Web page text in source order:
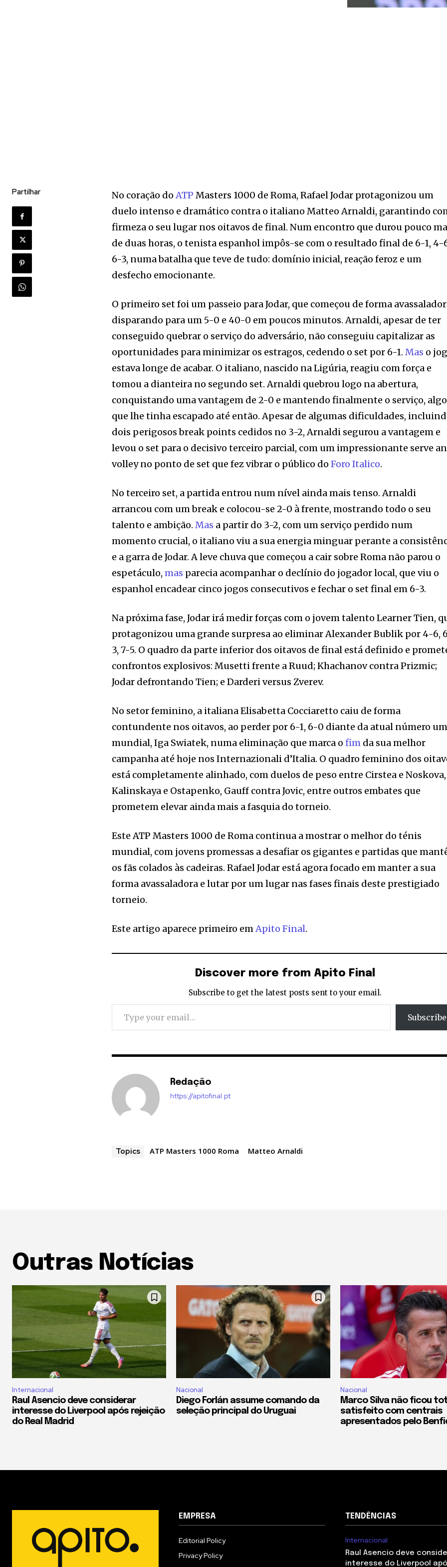
Partilhar No coração doATP Masters 1000 de Roma, Rafael Jodar protagonizou um
duelo intenso e dramático contra o italiano Matteo Arnaldi, garantindo
firmeza o seu lugar nos oitavos de final. Num encontro que durou pouco
de duas horas, o tenista espanhol impôs-se com o resultado final de 6-1, 4-
6-3, numa batalha que teve de tudo: domínio inicial, reação feroz e um
desfecho emocionante.
O primeiro set foi um passeio para Jodar, que começou de forma
disparando para um 5-0 e 40-0 em poucos minutos. Arnaldi, apesar de ter
conseguido quebrar o serviço do adversário, não conseguiu capitalizar as
oportunidades para minimizar os estragos, cedendo o set por 6-1.Mas o
estava longe de acabar. O italiano, nascido na Ligúria, reagiu com força e
tomou a dianteira no segundo set. Arnaldi quebrou logo na abertura,
conquistando uma vantagem de 2-0 e mantendo finalmente o serviço, algo
que lhe tinha escapado até então. Apesar de algumas dificuldades,
dois perigosos break points cedidos no 3-2, Arnaldi segurou a vantagem e
levou o set para o decisivo terceiro parcial, com um impressionante serve
volley no ponto de set que fez vibrar o público doForo Italico.
No terceiro set, a partida entrou num nível ainda mais tenso. Arnaldi
arrancou com um break e colocou-se 2-0 à frente, mostrando todo o seu
talento e ambição.Mas a partir do 3-2, com um serviço perdido num
momento crucial, o italiano viu a sua energia minguar perante a
e a garra de Jodar. A leve chuva que começou a cair sobre Roma não parou o
espetáculo,mas parecia acompanhar o declínio do jogador local, que viu o
espanhol encadear cinco jogos consecutivos e fechar o set final em 6-3.
Na próxima fase, Jodar irá medir forças com o jovem talento Learner Tien,
protagonizou uma grande surpresa ao eliminar Alexander Bublik por 4-6,
3, 7-5. O quadro da parte inferior dos oitavos de final está definido e
confrontos explosivos: Musetti frente a Ruud; Khachanov contra Prizmic;
Jodar defrontando Tien; e Darderi versus Zverev.
No setor feminino, a italiana Elisabetta Cocciaretto caiu de forma
contundente nos oitavos, ao perder por 6-1, 6-0 diante da atual número um
mundial, Iga Swiatek, numa eliminação que marca ofim da sua melhor
campanha até hoje nos Internazionali d’Italia. O quadro feminino dos
está completamente alinhado, com duelos de peso entre Cirstea e Noskova,
Kalinskaya e Ostapenko, Gauff contra Jovic, entre outros embates que
prometem elevar ainda mais a fasquia do torneio.
Este ATP Masters 1000 de Roma continua a mostrar o melhor do ténis
mundial, com jovens promessas a desafiar os gigantes e partidas que
os fãs colados às cadeiras. Rafael Jodar está agora focado em manter a sua
forma avassaladora e lutar por um lugar nas fases finais deste prestigiado
torneio.
Este artigo aparece primeiro emApito Final.
Discover more from Apito Final
Subscribe to get the latest posts sent to your email.
Type your email…
Subscribe
Redação
https://apitofinal.pt
Topics ATP Masters 1000 Roma Matteo Arnaldi
Outras Notícias
Internacional
Raul Asencio deve considerar
interesse do Liverpool após rejeição
do Real Madrid
Nacional
Diego Forlán assume comando da
seleção principal do Uruguai
Nacional
Marco Silva não ficou
satisfeito com centrais
apresentados pelo
EMPRESA
Editorial Policy
Privacy Policy
TENDÊNCIAS
Internacional
Raul Asencio deve
interesse do Liverpool